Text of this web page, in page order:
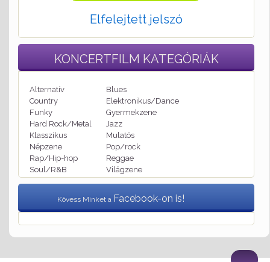
Elfelejtett jelszó
KONCERTFILM KATEGÓRIÁK
Alternatív
Blues
Country
Elektronikus/Dance
Funky
Gyermekzene
Hard Rock/Metal
Jazz
Klasszikus
Mulatós
Népzene
Pop/rock
Rap/Hip-hop
Reggae
Soul/R&B
Világzene
Kövess Minket a Facebook-on is!